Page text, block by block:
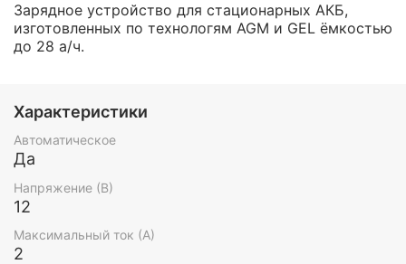
Зарядное устройство для стационарных АКБ,
изготовленных по технологям AGM и GEL ёмкостью
до 28 а/ч.
Характеристики
Автоматическое
Да
Напряжение (В)
12
Максимальный ток (А)
2